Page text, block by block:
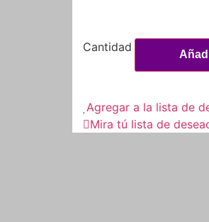
Rele
Direccionales
Led
cantidad
Agregar a la lista de
Mira tú lista de